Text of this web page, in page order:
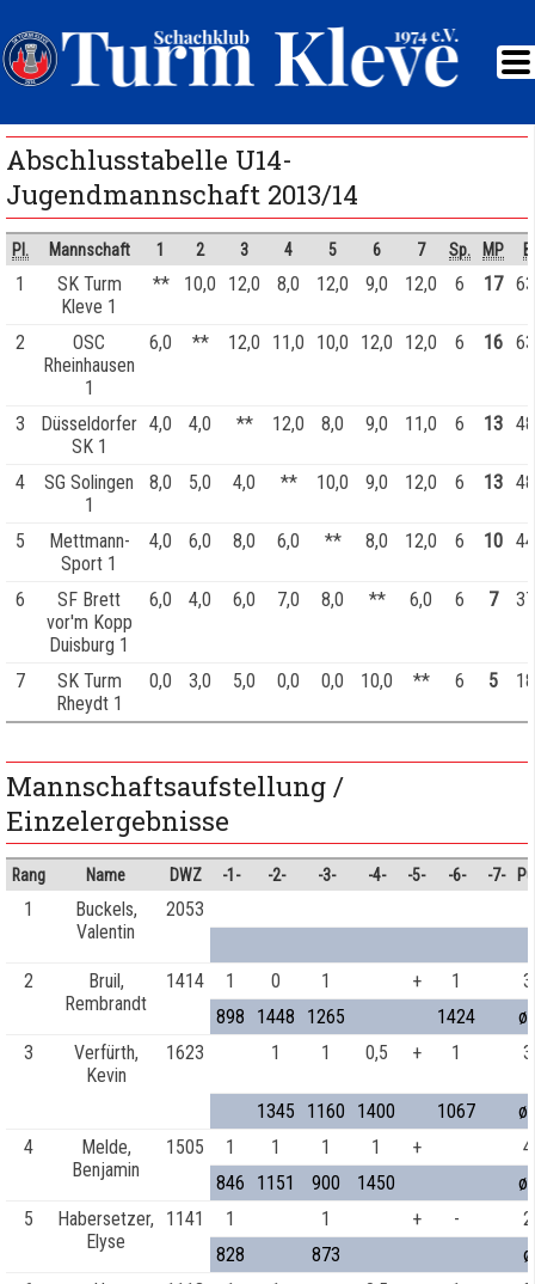
Abschlusstabelle U14-
Jugendmannschaft 2013/14
Pl. Mannschaft 1 2 3 4 5 6 7 Sp. MP
1
SK Turm
Kleve 1
** 10,0 12,0 8,0 12,0 9,0 12,0 6 17
2
OSC
Rheinhausen
1
6,0 ** 12,0 11,0 10,0 12,0 12,0 6 16
3
Düsseldorfer
SK 1
4,0 4,0 ** 12,0 8,0 9,0 11,0 6 13
4
SG Solingen
1
8,0 5,0 4,0 ** 10,0 9,0 12,0 6 13
5
Mettmann-
Sport 1
4,0 6,0 8,0 6,0 ** 8,0 12,0 6 10
6
SF Brett
vor'm Kopp
Duisburg 1
6,0 4,0 6,0 7,0 8,0 ** 6,0 6 7
7
SK Turm
Rheydt 1
0,0 3,0 5,0 0,0 0,0 10,0 ** 6 5
Mannschaftsaufstellung /
Einzelergebnisse
Rang Name DWZ -1- -2- -3- -4- -5- -6- -7-
1
Buckels,
Valentin
2053
2
Bruil,
Rembrandt
1414 1 0 1 + 1
898
1448 1265 1424
ø
3
Verfürth,
Kevin
1623 1 1 0,5 + 1
1345 1160 1400 1067
ø
4
Melde,
Benjamin
1505 1 1 1 1 +
846
1151 900 1450
ø
5
Habersetzer,
Elyse
1141 1 1 + -
828
873